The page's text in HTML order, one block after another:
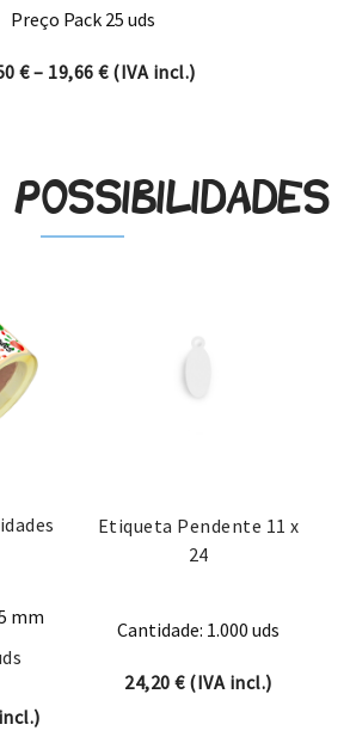
Preço Pack 25 uds
€– 19,66€Price range: 11,50 €
(IVA incl.)
mm
Etiqueta Pendente 11 x
24
Cantidade: 1.000 uds
24,20€(IVA incl.)